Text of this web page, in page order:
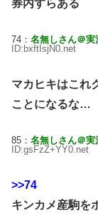
券内すらある
74： 名無しさん＠実
ID:bxftIsjN0.net
マカヒキはこれ
ことになるな…
85： 名無しさん＠実
ID:gsFzZ+YY0.net
>>74
キンカメ産駒を